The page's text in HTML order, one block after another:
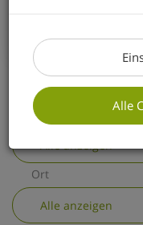
Alle
Thema
Alle anzeigen
Ort
Alle anzeigen